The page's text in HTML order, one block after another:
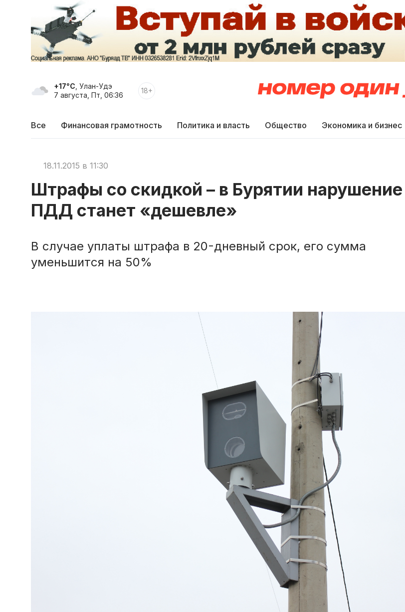
+17°C , Улан-Удэ
7 августа, Пт, 06:36
18+
Все Финансовая грамотность Политика и власть Общество Экономика и бизнес
18.11.2015 в 11:30
Штрафы со скидкой – в Бурятии нарушение
ПДД станет «дешевле»
В случае уплаты штрафа в 20-дневный срок, его сумма
уменьшится на 50%